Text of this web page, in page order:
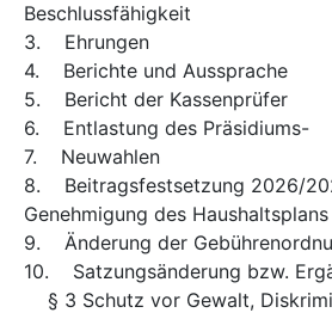
Beschlussfähigkeit
3. Ehrungen
4. Berichte und Aussprache
5. Bericht der Kassenprüfer
6. Entlastung des Präsidiums-
7. Neuwahlen
8. Beitragsfestsetzung 2026/
Genehmigung des
9. Änderung der
10. Satzungsänderung bzw.
§ 3 Schutz vor Gewalt,